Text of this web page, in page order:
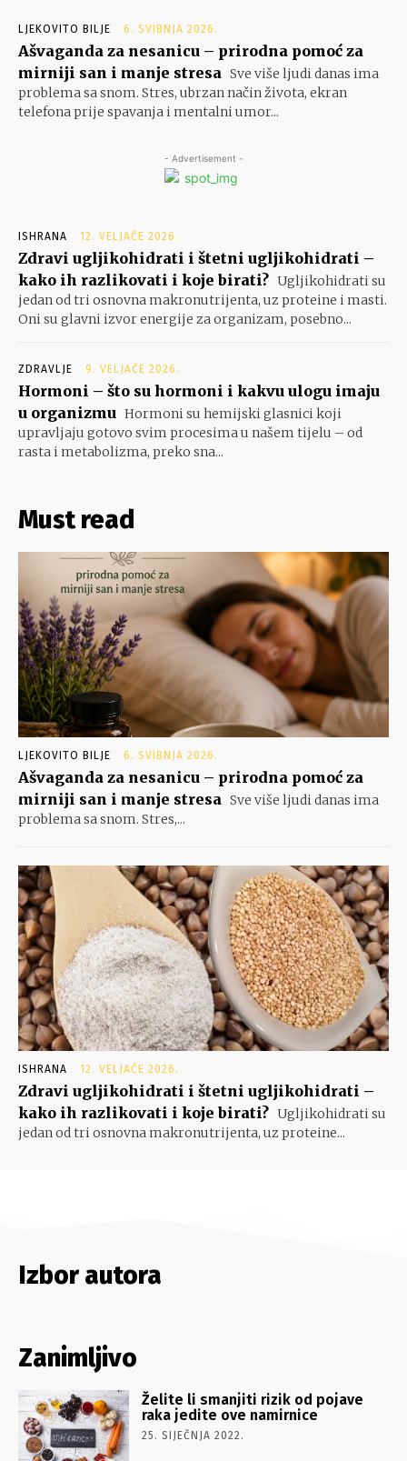
LJEKOVITO BILJE 6. SVIBNJA 2026.
Ašvaganda za nesanicu – prirodna pomoć za
mirniji san i manje stresa Sve više ljudi danas ima
problema sa snom. Stres, ubrzan način života, ekran
telefona prije spavanja i mentalni umor...
- Advertisement -
ISHRANA 12. VELJAČE 2026.
Zdravi ugljikohidrati i štetni ugljikohidrati –
kako ih razlikovati i koje birati? Ugljikohidrati su
jedan od tri osnovna makronutrijenta, uz proteine i masti.
Oni su glavni izvor energije za organizam, posebno...
ZDRAVLJE 9. VELJAČE 2026.
Hormoni – što su hormoni i kakvu ulogu imaju
u organizmu Hormoni su hemijski glasnici koji
upravljaju gotovo svim procesima u našem tijelu – od
rasta i metabolizma, preko sna...
Must read
LJEKOVITO BILJE 6. SVIBNJA 2026.
Ašvaganda za nesanicu – prirodna pomoć za
mirniji san i manje stresa Sve više ljudi danas ima
problema sa snom. Stres,...
ISHRANA 12. VELJAČE 2026.
Zdravi ugljikohidrati i štetni ugljikohidrati –
kako ih razlikovati i koje birati? Ugljikohidrati su
jedan od tri osnovna makronutrijenta, uz proteine...
Izbor autora
Zanimljivo
Želite li smanjiti rizik od pojave
raka jedite ove namirnice
25. SIJEČNJA 2022.